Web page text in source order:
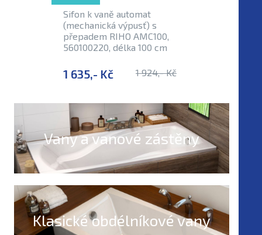
Sifon k vaně automat
(mechanická výpusť) s
přepadem RIHO AMC100,
560100220, délka 100 cm
1 635,- Kč 1 924,- Kč
Vany a vanové zástěny
Klasické obdélníkové vany